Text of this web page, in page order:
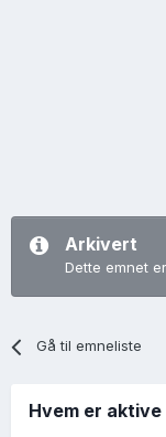
Arkivert
Dette emnet
Gå til emneliste
Hvem er aktive